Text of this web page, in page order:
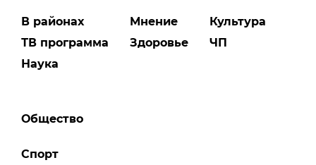
В районах
ТВ программа
Наука
Мнение
Здоровье
Культура
ЧП
Общество
Спорт